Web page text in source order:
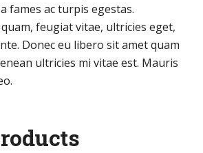
fames ac turpis egestas.
feugiat vitae, ultricies eget,
Donec eu libero sit amet quam
ultricies mi vitae est. Mauris